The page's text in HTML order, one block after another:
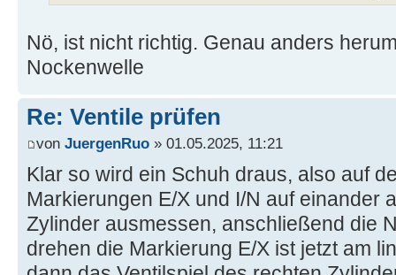
Nö, ist nicht richtig. Genau anders
Nockenwelle
Re: Ventile prüfen
von JuergenRuo » 01.05.2025, 11:21
Klar so wird ein Schuh draus, also auf
Markierungen E/X und I/N auf einander
Zylinder ausmessen, anschließend die
drehen die Markierung E/X ist jetzt am